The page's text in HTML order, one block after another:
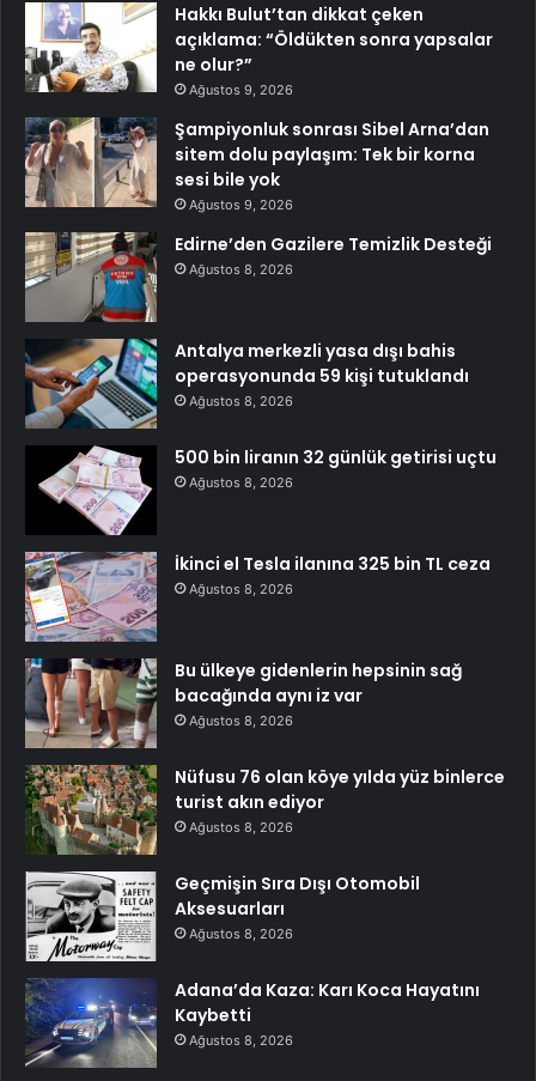
Hakkı Bulut’tan dikkat çeken
açıklama: “Öldükten sonra yapsalar
ne olur?”
Ağustos 9, 2026
Şampiyonluk sonrası Sibel Arna’dan
sitem dolu paylaşım: Tek bir korna
sesi bile yok
Ağustos 9, 2026
Edirne’den Gazilere Temizlik Desteği
Ağustos 8, 2026
Antalya merkezli yasa dışı bahis
operasyonunda 59 kişi tutuklandı
Ağustos 8, 2026
500 bin liranın 32 günlük getirisi uçtu
Ağustos 8, 2026
İkinci el Tesla ilanına 325 bin TL ceza
Ağustos 8, 2026
Bu ülkeye gidenlerin hepsinin sağ
bacağında aynı iz var
Ağustos 8, 2026
Nüfusu 76 olan köye yılda yüz binlerce
turist akın ediyor
Ağustos 8, 2026
Geçmişin Sıra Dışı Otomobil
Aksesuarları
Ağustos 8, 2026
Adana’da Kaza: Karı Koca Hayatını
Kaybetti
Ağustos 8, 2026